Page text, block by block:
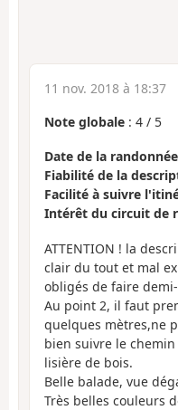
11 nov. 2018 à 18:37
Note globale : 4 / 5
Date de la randonnée
Fiabilité de la
Facilité à suivre
Intérêt du circuit de
ATTENTION ! la
clair du tout et mal
obligés de faire
Au point 2, il faut
quelques mètres,ne
bien suivre le
lisière de bois.
Belle balade, vue
Très belles couleurs